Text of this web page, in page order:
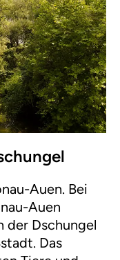
Auen. Bei
Auen
der Dschungel
Das